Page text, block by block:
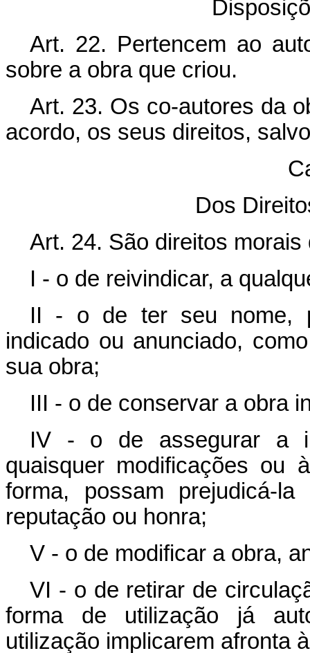
Art. 22. Pertencem ao
sobre a obra que criou.
Art. 23. Os co-autores da
acordo, os seus direitos,
Dos
Art. 24. São direitos morais
I - o de reivindicar, a
II - o de ter seu nome,
indicado ou anunciado,
sua obra;
III - o de conservar a obra
IV - o de assegurar a
quaisquer modificações ou
forma, possam prejudicá-
reputação ou honra;
V - o de modificar a obra,
VI - o de retirar de
forma de utilização já
utilização implicarem afronta